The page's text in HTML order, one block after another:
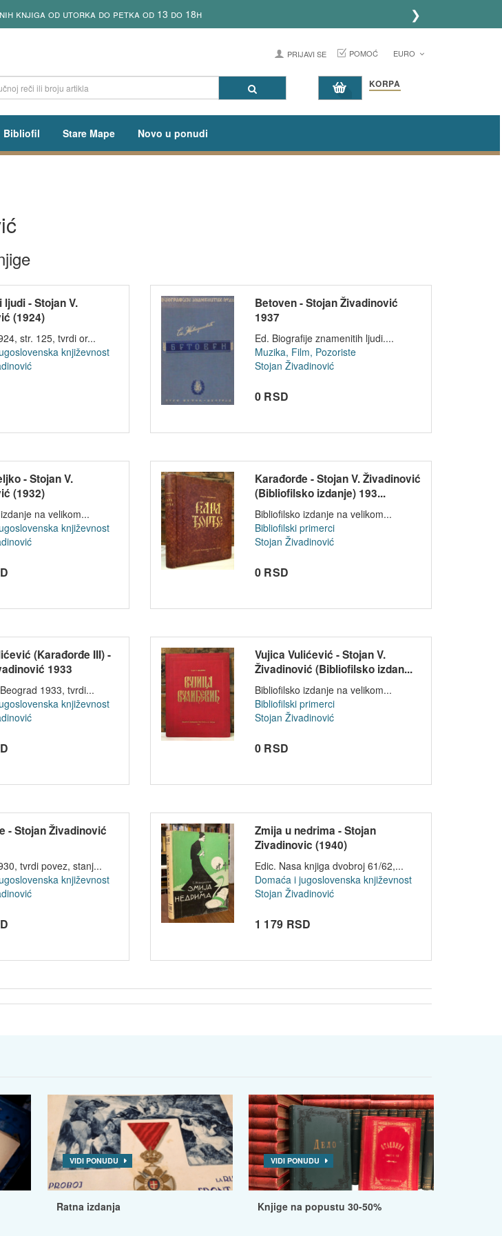
knjiga od utorka do petka od 13 do 18h ❯
PRIJAVI SE POMOĆ EURO
KORPA
Bibliofil Stare Mape Novo u ponudi
ljudi - Stojan V.
(1924)
str. 125, tvrdi or...
književnost
Betoven - Stojan Živadinović
1937
Ed. Biografije znamenitih ljudi....
Muzika, Film, Pozoriste
Stojan Živadinović
0 RSD
- Stojan V.
(1932)
na velikom...
književnost
Karađorđe - Stojan V. Živadinović
(Bibliofilsko izdanje) 193...
Bibliofilsko izdanje na velikom...
Bibliofilski primerci
Stojan Živadinović
0 RSD
(Karađorđe III) -
1933
1933, tvrdi...
književnost
Vujica Vulićević - Stojan V.
Živadinović (Bibliofilsko izdan...
Bibliofilsko izdanje na velikom...
Bibliofilski primerci
Stojan Živadinović
0 RSD
- Stojan Živadinović
tvrdi povez, stanj...
književnost
Zmija u nedrima - Stojan
Zivadinovic (1940)
Edic. Nasa knjiga dvobroj 61/62,...
Domaća i jugoslovenska književnost
Stojan Živadinović
1 179 RSD
VIDI PONUDU
Ratna izdanja
VIDI PONUDU
Knjige na popustu 30-50%